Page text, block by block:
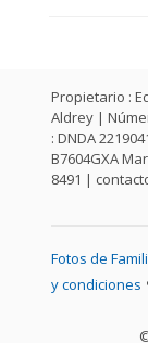
Propietario :
Aldrey |
: DNDA
B7604GXA
8491 |
Fotos de
y condiciones